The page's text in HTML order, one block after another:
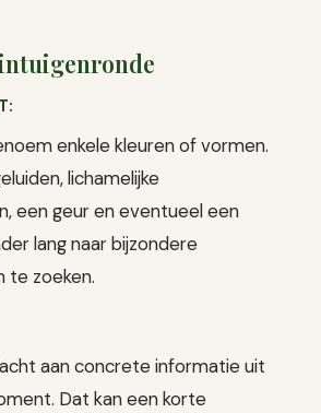
enkele kleuren of vormen.
lichamelijke
een geur en eventueel een
lang naar bijzondere
te zoeken.
aan concrete informatie uit
Dat kan een korte